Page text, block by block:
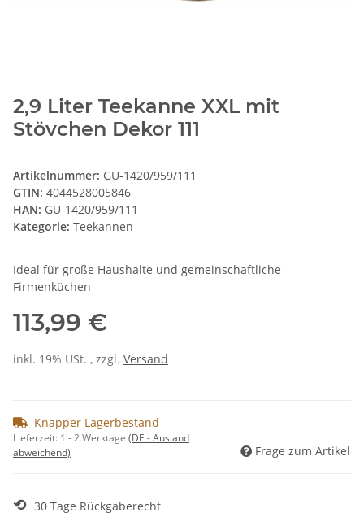
2,9 Liter Teekanne XXL mit
Stövchen Dekor 111
Artikelnummer: GU-1420/959/111
GTIN: 4044528005846
HAN: GU-1420/959/111
Kategorie: Teekannen
Ideal für große Haushalte und gemeinschaftliche
Firmenküchen
113,99 €
inkl. 19% USt. , zzgl. Versand
Knapper Lagerbestand
Lieferzeit: 1 - 2 Werktage (DE - Ausland
abweichend)
Frage zum Artikel
⟲ 30 Tage Rückgaberecht